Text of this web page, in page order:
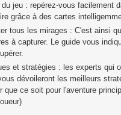
jeu : repérez-vous facilement
grâce à des cartes
tous les mirages : C'est ainsi
à capturer. Le guide vous
et stratégies : les experts qui
dévoileront les meilleurs
que ce soit pour l'aventure